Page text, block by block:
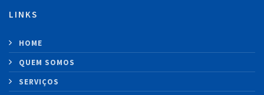
LINKS
HOME
QUEM SOMOS
SERVIÇOS